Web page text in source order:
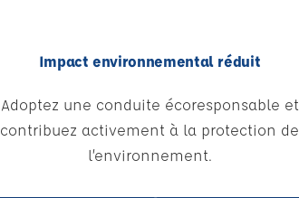
Impact environnemental réduit
Adoptez une conduite écoresponsable et
contribuez activement à la protection de
l’environnement.